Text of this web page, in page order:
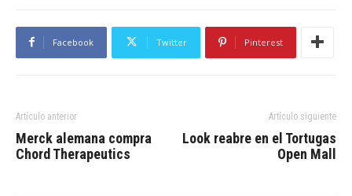
Facebook Twitter Pinterest
Artículo anterior
Merck alemana compra
Chord Therapeutics
Artículo siguiente
Look reabre en el Tortugas
Open Mall